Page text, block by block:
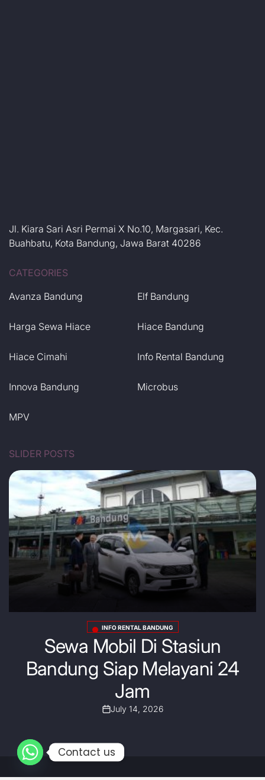
Jl. Kiara Sari Asri Permai X No.10, Margasari, Kec.
Buahbatu, Kota Bandung, Jawa Barat 40286
CATEGORIES
Avanza Bandung
Elf Bandung
Harga Sewa Hiace Hiace Bandung
Hiace Cimahi Info Rental Bandung
Innova Bandung Microbus
MPV
SLIDER POSTS
Di Stasiun
Melayani 24
Rental Mobil
Murah &
Contact us